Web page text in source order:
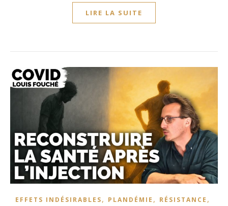
LIRE LA SUITE
EFFETS INDÉSIRABLES, PLANDÉMIE , RÉSISTANCE ,